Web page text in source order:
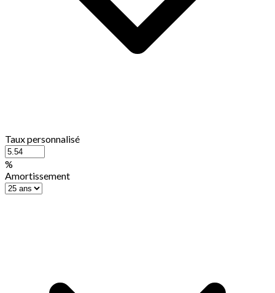
Taux personnalisé
%
Amortissement